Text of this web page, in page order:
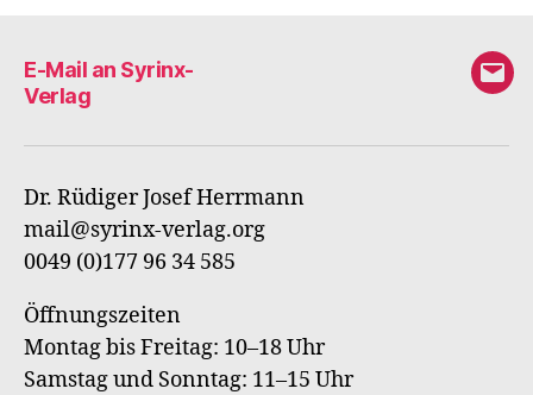
E-Mail an Syrinx-
Verlag
E-
an
Dr. Rüdiger Josef Herrmann
mail@syrinx-verlag.org
0049 (0)177 96 34 585
Öffnungszeiten
Montag bis Freitag: 10–18 Uhr
Samstag und Sonntag: 11–15 Uhr